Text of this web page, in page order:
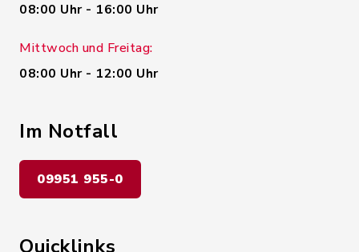
08:00 Uhr - 16:00 Uhr
Mittwoch und Freitag:
08:00 Uhr - 12:00 Uhr
Im Notfall
09951 955-0
Quicklinks